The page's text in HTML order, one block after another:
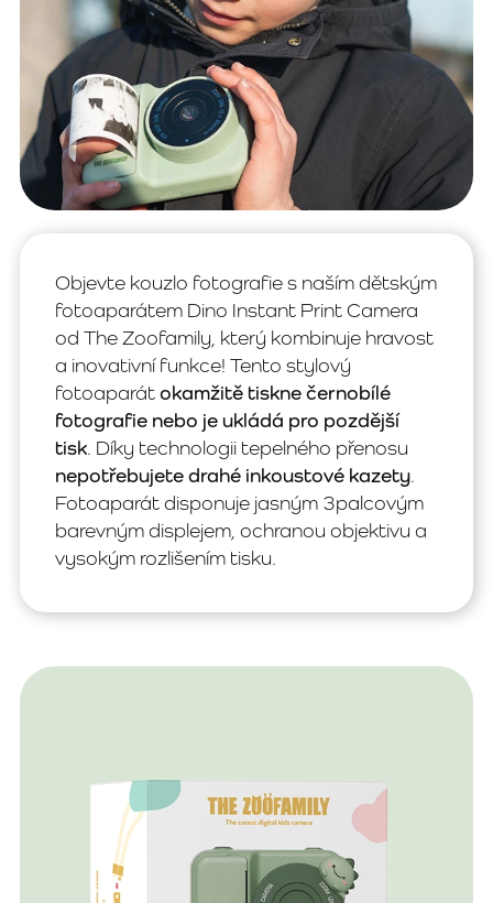
Objevte kouzlo fotografie s naším dětským
fotoaparátem Dino Instant Print Camera
od The Zoofamily, který kombinuje hravost
a inovativní funkce! Tento stylový
fotoaparátokamžitě tiskne černobílé
fotografie nebo je ukládá pro pozdější
tisk. Díky technologii tepelného přenosu
nepotřebujete drahé inkoustové kazety.
Fotoaparát disponuje jasným 3palcovým
barevným displejem, ochranou objektivu a
vysokým rozlišením tisku.